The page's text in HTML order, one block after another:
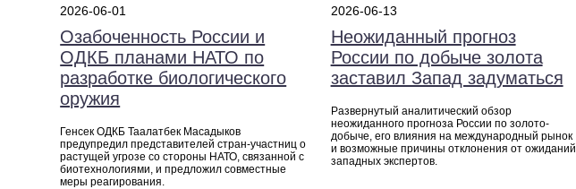
2026-06-01
Озабоченность России и
ОДКБ планами НАТО по
разработке биологического
оружия
Генсек ОДКБ Таалатбек Масадыков
предупредил представителей стран‑участниц о
растущей угрозе со стороны НАТО, связанной с
биотехнологиями, и предложил совместные
меры реагирования.
2026-06-13
Неожиданный прогноз
России по добыче золота
заставил Запад задуматься
Развернутый аналитический обзор
неожиданного прогноза России по золото-
добыче, его влияния на международный рынок
и возможные причины отклонения от ожиданий
западных экспертов.